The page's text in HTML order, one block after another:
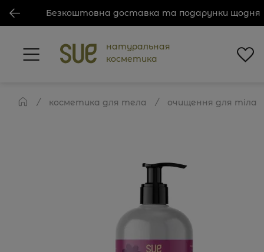
Безкоштовна доставка та подарунки щодня
натуральная
косметика
косметика для тела очищення для тіла